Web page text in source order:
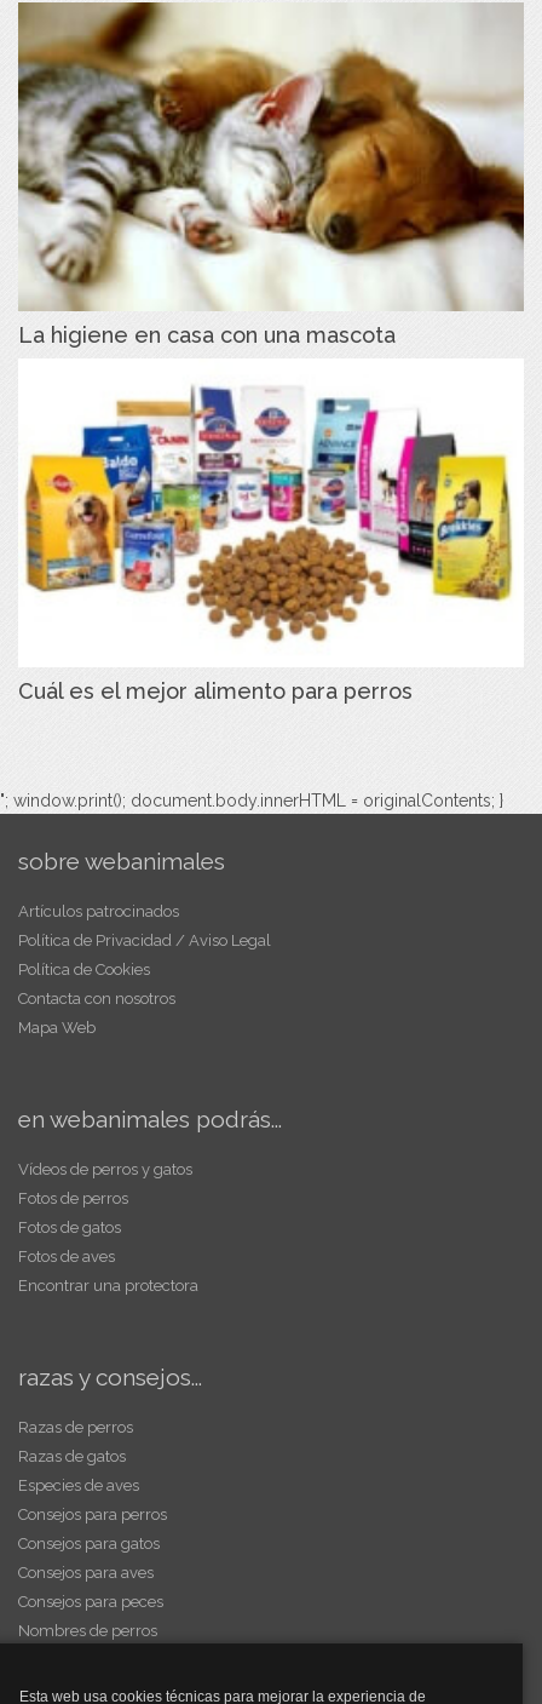
Esta web usa cookies técnicas para mejorar la experiencia de
La higiene en casa con una mascota
Cuál es el mejor alimento para perros
"; window.print(); document.body.innerHTML = originalContents; }
sobre webanimales
Artículos patrocinados
Política de Privacidad / Aviso Legal
Política de Cookies
Contacta con nosotros
Mapa Web
en webanimales podrás...
Vídeos de perros y gatos
Fotos de perros
Fotos de gatos
Fotos de aves
Encontrar una protectora
razas y consejos...
Razas de perros
Razas de gatos
Especies de aves
Consejos para perros
Consejos para gatos
Consejos para aves
Consejos para peces
Nombres de perros